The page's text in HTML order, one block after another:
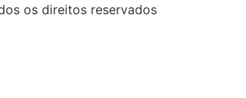
os direitos reservados